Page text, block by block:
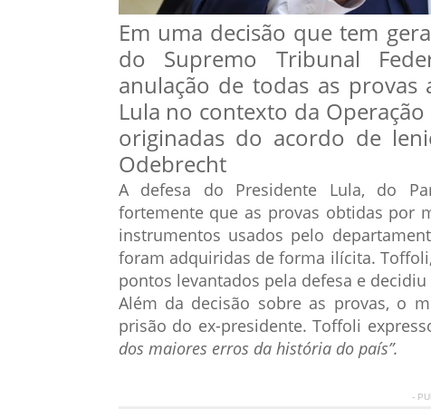
Em uma decisão que tem
do Supremo Tribunal
anulação de todas as
Lula no contexto da
originadas do acordo de
Odebrecht
A defesa do Presidente Lula, do
fortemente que as provas obtidas por
instrumentos usados pelo
foram adquiridas de forma ilícita.
pontos levantados pela defesa e
Além da decisão sobre as provas, o
prisão do ex-presidente. Toffoli
dos maiores erros da história do país”.
-